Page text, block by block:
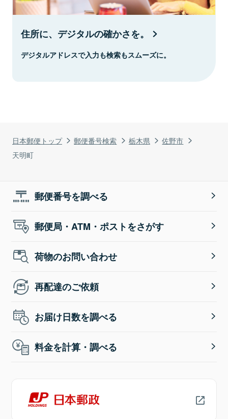
日本郵便トップ 郵便番号検索 栃木県
佐野市
天明町
住所に、デジタルの確かさを。
デジタルアドレスで入力も検索もスムーズに。
郵便番号を調べる
郵便局・ATM・ポストをさがす
荷物のお問い合わせ
再配達のご依頼
お届け日数を調べる
料金を計算・調べる